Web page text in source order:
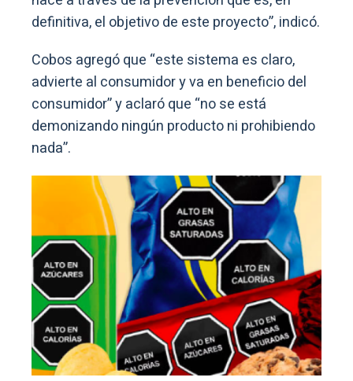
definitiva, el objetivo de este proyecto”, indicó.
Cobos agregó que “este sistema es claro,
advierte al consumidor y va en beneficio del
consumidor” y aclaró que “no se está
demonizando ningún producto ni prohibiendo
nada”.